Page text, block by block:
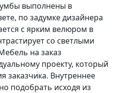
выполнены в
по задумке дизайнера
с ярким велюром в
со светлыми
на заказ
проекту, который
заказчика. Внутреннее
подобрать исходя из